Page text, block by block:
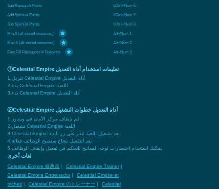
Sub Research Points
LCtrl+Num 6
Add Spiritual Points
LCtrl+Num 7
Sub Spiritual Points
LCtrl+Num 8
Min X (all stored resources)
Alt+Num 1
Max X (all stored resources)
Alt+Num 2
Fast Fill Resources in Buildings
Alt+Num 3
①Celestial Empire تعليمات استخدام أداة التعديل
1.تنزيل Celestial Empire أداة التعديل
2.بدء Celestial Empire اللعبة
3.بدء Celestial Empire أداة التعديل
②Celestial Empire أداة التعديل خطوات التشغيل
1.قم بإيقاف مركز الأمان في ويندوز
2.تشغيل Celestial Empire اللعبة
3.Celestial Empire بعد تشغيل اللعبة انقر على زر البدء
4.بعد التفعيل بنجاح ستصبح الوظائف فعالة
5.يمكنك استخدام اختصارات لوحة المفاتيح للتحكم في تفعيل وإيقاف الوظائف
لغات أخرى
Celestial Empire 修改器 | Celestial Empire Trainer |
Celestial Empire Entrenador |
Celestial Empire et
triches | Celestial Empire のトレーナー |
Celestial